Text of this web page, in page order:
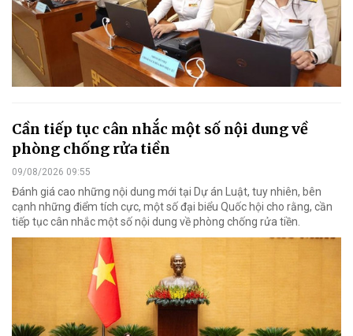
Cần tiếp tục cân nhắc một số nội dung về
phòng chống rửa tiền
09/08/2026 09:55
Đánh giá cao những nội dung mới tại Dự án Luật, tuy nhiên, bên
cạnh những điểm tích cực, một số đại biểu Quốc hội cho rằng, cần
tiếp tục cân nhắc một số nội dung về phòng chống rửa tiền.